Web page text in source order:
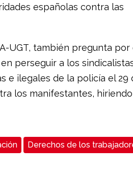
españolas contra las
UGT, también pregunta por
perseguir a los
e ilegales de la policía el 29
los manifestantes,
Derechos de los